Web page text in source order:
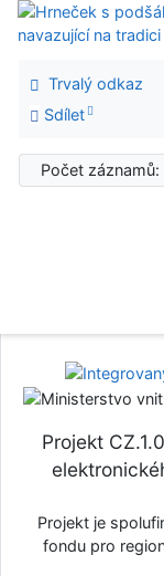
Trvalý odkaz
Sdílet
Počet záznamů:
Projekt
Projekt je
fondu pro